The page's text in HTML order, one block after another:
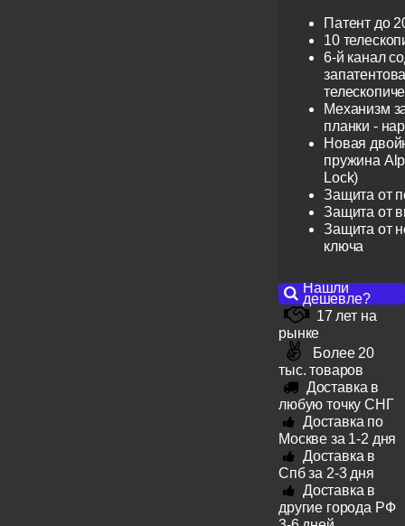
Патент до
10
6-й канал
Механизм
планки -
Новая
пружина
Lock)
Защита от
Защита от
Защита от
ключа
Нашли
дешевле?
17 лет на
рынке
Более 20
тыс. товаров
Доставка в
любую точку СНГ
Доставка по
Москве за 1-2 дня
Доставка в
Спб за 2-3 дня
Доставка в
другие города РФ